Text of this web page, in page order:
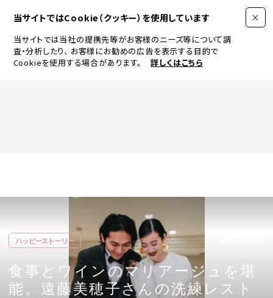
当サイトではCookie（クッキー）を使用しています
当サイトでは当社の提携先等がお客様のニーズ等について調
査・分析したり、 お客様にお勧めの広告を表示する目的で
Cookieを使用する場合があります。
詳しくはこちら
LIFESTYLE
CULTURE
ハッピーストーリー
食事とワインのマリアージュを堪
能。遠藤美穂子さんの洗練レスト